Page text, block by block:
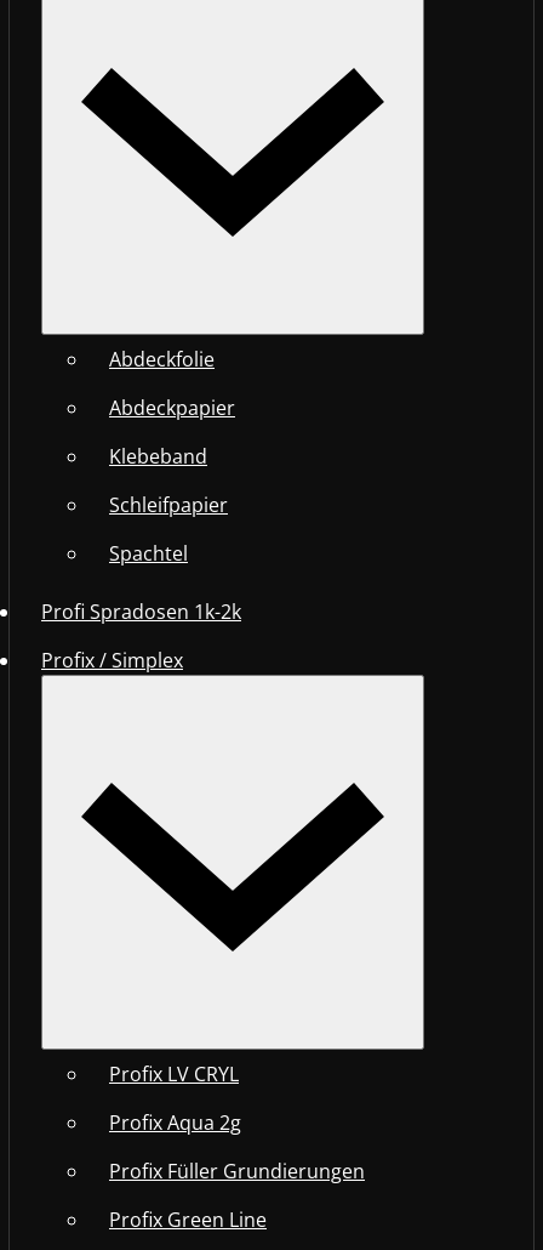
Abdeckfolie
Abdeckpapier
Klebeband
Schleifpapier
Spachtel
Profi Spradosen 1k-2k
Profix / Simplex
Profix LV CRYL
Profix Aqua 2g
Profix Füller Grundierungen
Profix Green Line